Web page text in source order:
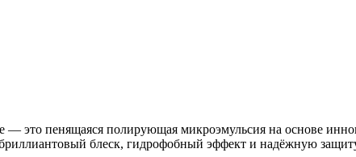
— это пенящаяся полирующая микроэмульсия на основе
блеск, гидрофобный эффект и надёжную